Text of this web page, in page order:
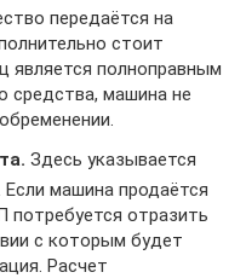
передаётся на
стоит
является полноправным
средства, машина не
Здесь указывается
машина продаётся
потребуется отразить
с которым будет
Расчет